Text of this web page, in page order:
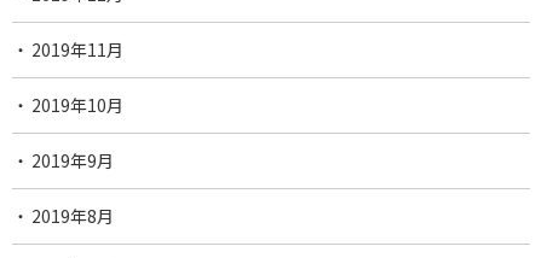
2019年11月
2019年10月
2019年9月
2019年8月